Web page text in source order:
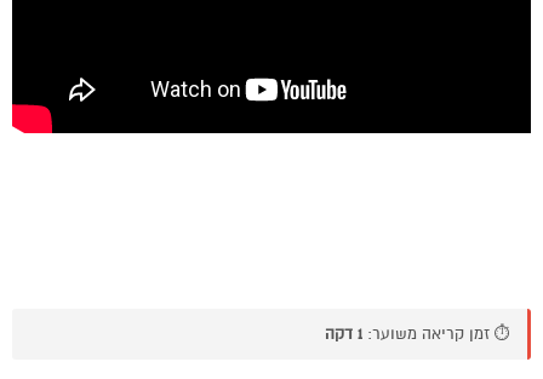
⏱️ זמן קריאה משוער: 1 דקה